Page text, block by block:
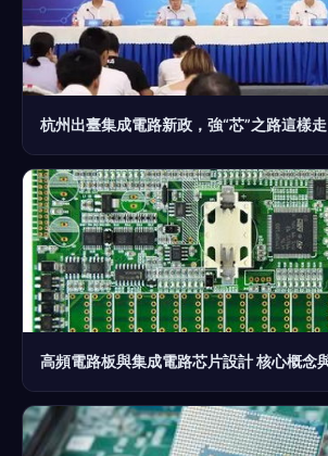
杭州出臺集成電路新政，強“芯”之路這樣走